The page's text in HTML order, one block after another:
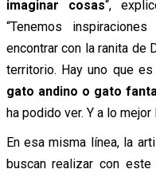
imaginar cosas“,
“Tenemos
encontrar con la ranita de
territorio. Hay uno que
gato andino o gato
ha podido ver. Y a lo mejor
En esa misma línea, la
buscan realizar con este